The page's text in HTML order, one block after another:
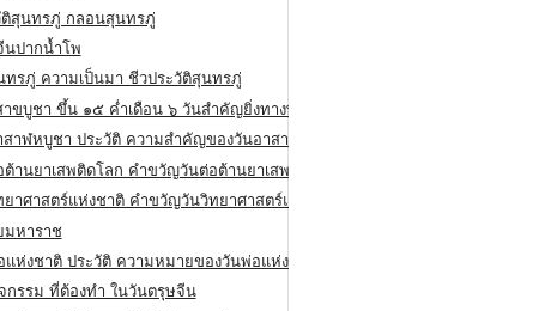
ติสุนทรภู่ กลอนสุนทรภู่
นปากน้ำโพ
ทรภู่ ความเป็นมา ชีวประวัติสุนทรภู่
าขบูชา ขึ้น ๑๕ ค่ำเดือน ๖ วันสำคัญยิ่งทางพระพุทธศาสนา
สาฬหบูชา ประวัติ ความสําคัญของวันอาสาฬหบูชา
านยาเสพติดโลก คำขวัญวันต่อต้านยาเสพติดสากล
าศาสตร์แห่งชาติ คำขวัญวันวิทยาศาสตร์แห่งชาติ
มหาราช
แห่งชาติ ประวัติ ความหมายของวันพ่อแห่งชาติ
กรรม ที่ต้องทำ ในวันตรุษจีน